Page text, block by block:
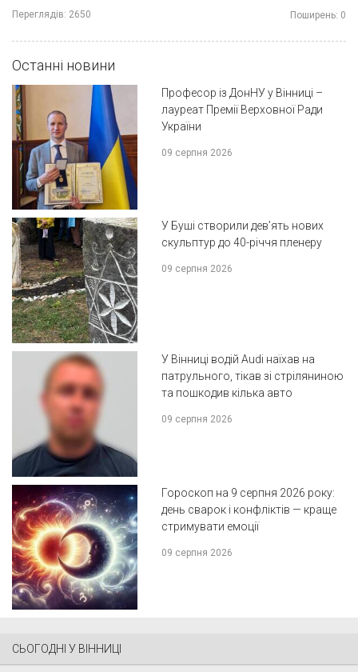
Переглядів: 2650 Поширень: 0
Останні новини
Професор із ДонНУ у Вінниці –
лауреат Премії Верховної Ради
України
09 серпня 2026
У Буші створили дев’ять нових
скульптур до 40-річчя пленеру
09 серпня 2026
У Вінниці водій Audi наїхав на
патрульного, тікав зі стріляниною
та пошкодив кілька авто
09 серпня 2026
Гороскоп на 9 серпня 2026 року:
день сварок і конфліктів — краще
стримувати емоції
09 серпня 2026
СЬОГОДНІ У ВІННИЦІ